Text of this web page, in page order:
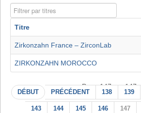
Filtrer par titres
Titre
Zirkonzahn France – ZirconLab
ZIRKONZAHN MOROCCO
Page 147 sur 147
DÉBUT PRÉCÉDENT 138 139
143 144 145 146 147